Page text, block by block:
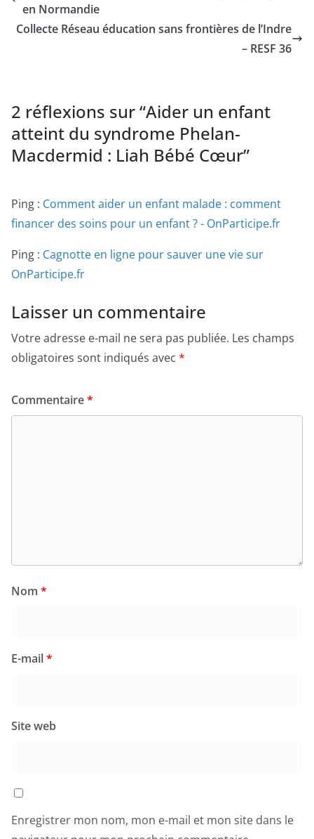
en Normandie
Collecte Réseau éducation sans frontières de l’Indre
– RESF 36
2 réflexions sur “Aider un enfant
atteint du syndrome Phelan-
Macdermid : Liah Bébé Cœur”
Ping : Comment aider un enfant malade : comment
financer des soins pour un enfant ? - OnParticipe.fr
Ping : Cagnotte en ligne pour sauver une vie sur
OnParticipe.fr
Laisser un commentaire
Votre adresse e-mail ne sera pas publiée. Les champs
obligatoires sont indiqués avec *
Commentaire*
Nom *
E-mail*
Site web
Enregistrer mon nom, mon e-mail et mon site dans le